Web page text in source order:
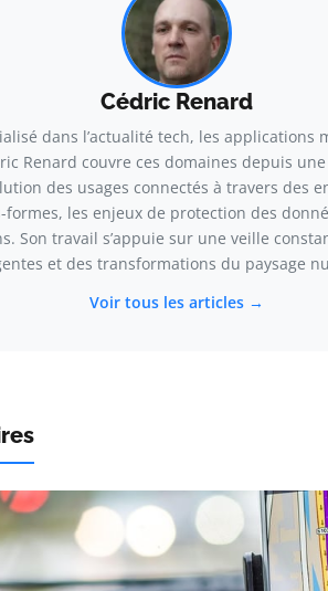
Cédric Renard
dans l’actualité tech, les applications
Renard couvre ces domaines depuis une
des usages connectés à travers des
les enjeux de protection des
Son travail s’appuie sur une veille
et des transformations du paysage
Voir tous les articles →